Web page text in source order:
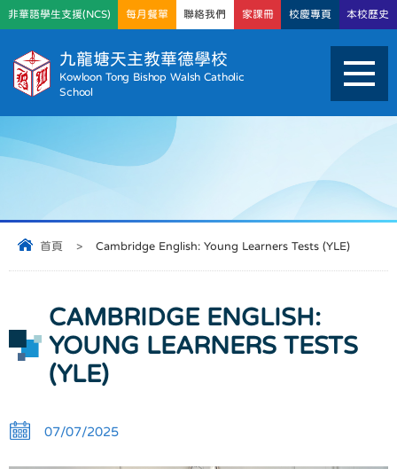
九龍塘天主教華德學校
Kowloon Tong Bishop Walsh Catholic
School
非華語學生支援(NCS) 每月餐單 聯絡我們 家課冊 校慶專頁 本校歷史
首頁 > Cambridge English: Young Learners Tests (YLE)
CAMBRIDGE ENGLISH:
YOUNG LEARNERS TESTS
(YLE)
07/07/2025